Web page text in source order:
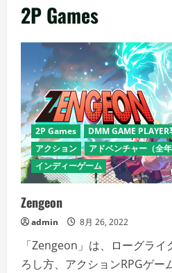
2P Games
2P Games DMM GAME PLAYER
アクション
アドベンチャー（全年
インディーゲーム
Zengeon
admin 8月 26, 2022
「Zengeon」は、ローグラ
ろし方、アクションRPGゲー